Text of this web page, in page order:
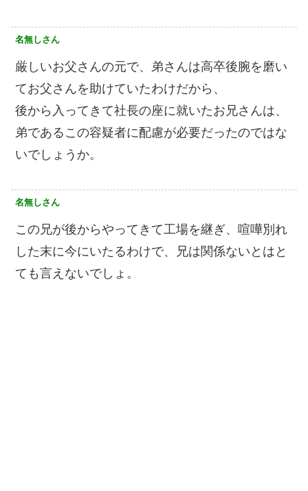
名無しさん
厳しいお父さんの元で、弟さんは高卒後腕を磨い
てお父さんを助けていたわけだから、
後から入ってきて社長の座に就いたお兄さんは、
弟であるこの容疑者に配慮が必要だったのではな
いでしょうか。
名無しさん
この兄が後からやってきて工場を継ぎ、喧嘩別れ
した末に今にいたるわけで、兄は関係ないとはと
ても言えないでしょ。